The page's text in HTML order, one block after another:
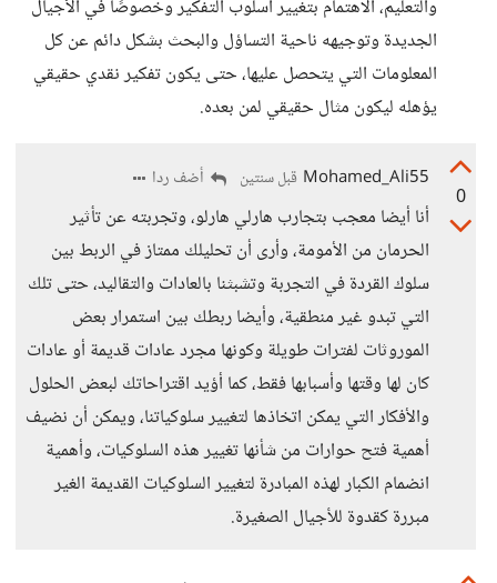
والتعليم، الاهتمام بتغيير أسلوب التفكير وخصوصًا في الأجيال
الجديدة وتوجيهه ناحية التساؤل والبحث بشكل دائم عن كل
المعلومات التي يتحصل عليها، حتى يكون تفكير نقدي حقيقي
يؤهله ليكون مثال حقيقي لمن بعده.
0
Mohamed_Ali55 قبل سنتين أضف ردا
أنا أيضا معجب بتجارب هارلي هارلو، وتجربته عن تأثير
الحرمان من الأمومة، وأرى أن تحليلك ممتاز في الربط بين
سلوك القردة في التجربة وتشبثنا بالعادات والتقاليد، حتى تلك
التي تبدو غير منطقية، وأيضا ربطك بين استمرار بعض
الموروثات لفترات طويلة وكونها مجرد عادات قديمة أو عادات
كان لها وقتها وأسبابها فقط، كما أؤيد اقتراحاتك لبعض الحلول
والأفكار التي يمكن اتخاذها لتغيير سلوكياتنا، ويمكن أن نضيف
أهمية فتح حوارات من شأنها تغيير هذه السلوكيات، وأهمية
انضمام الكبار لهذه المبادرة لتغيير السلوكيات القديمة الغير
مبررة كقدوة للأجيال الصغيرة.